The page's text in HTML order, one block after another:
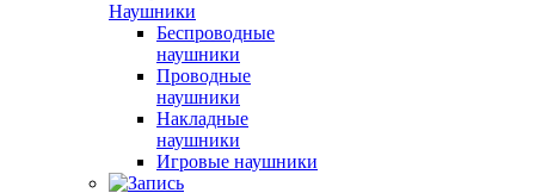
Наушники
Беспроводные
наушники
Проводные
наушники
Накладные
наушники
Игровые наушники